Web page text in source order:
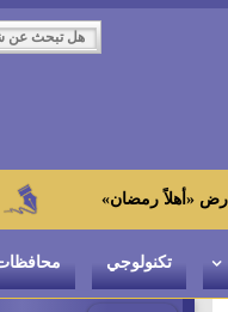
زاهي حواس
تكنولوجي